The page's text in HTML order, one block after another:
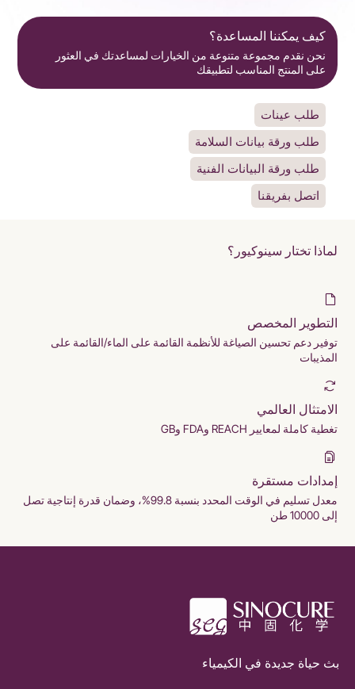
كيف يمكننا المساعدة؟
نحن نقدم مجموعة متنوعة من الخيارات لمساعدتك في العثور
على المنتج المناسب لتطبيقك
طلب عينات
طلب ورقة بيانات السلامة
طلب ورقة البيانات الفنية
اتصل بفريقنا
لماذا تختار سينوكيور؟
التطوير المخصص
توفير دعم تحسين الصياغة للأنظمة القائمة على الماء/القائمة على
المذيبات
الامتثال العالمي
تغطية كاملة لمعايير REACH وFDA وGB
إمدادات مستقرة
معدل تسليم في الوقت المحدد بنسبة 99.8%، وضمان قدرة إنتاجية تصل
إلى 10000 طن
بث حياة جديدة في الكيمياء